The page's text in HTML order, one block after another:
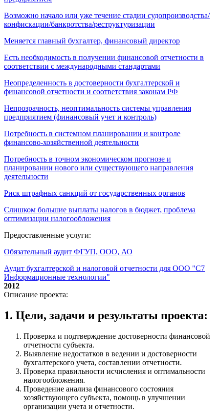
Возможно начало или уже течение стадии судопроизводства/
конфискации/банкротства/реструктуризации
Меняется главный бухгалтер, финансовый директор
Есть необходимость в получении финансовой отчетности в
соответствии с международными стандартами
Неопределенность в достоверности бухгалтерской и
финансовой отчетности и соответствия законам РФ
Непрозрачность, неоптимальность системы управления
предприятием (финансовый учет и контроль)
Потребность в системном планировании и контроле
финансово-хозяйственной деятельности
Потребность в точном экономическом прогнозе и
планировании нового или существующего направления
деятельности
Риск штрафных санкций от государственных органов
Слишком большие выплаты налогов в бюджет, проблема
оптимизации налогообложения
Предоставленные услуги:
Обязательный аудит ФГУП, ООО, АО
Аудит бухгалтерской и налоговой отчетности для ООО "С7
Информационные технологии"
2012
Описание проекта:
1. Цели, задачи и результаты проекта:
Проверка и подтверждение достоверности финансовой
отчетности субъекта.
Выявление недостатков в ведении и достоверности
бухгалтерского учета, составлении отчетности.
Проверка правильности исчисления и оптимальности
налогообложения.
Проведение анализа финансового состояния
хозяйствующего субъекта, помощь в улучшении
организации учета и отчетности.